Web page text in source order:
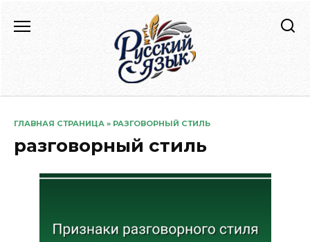
содержанию
ГЛАВНАЯ СТРАНИЦА » РАЗГОВОРНЫЙ СТИЛЬ
разговорный стиль